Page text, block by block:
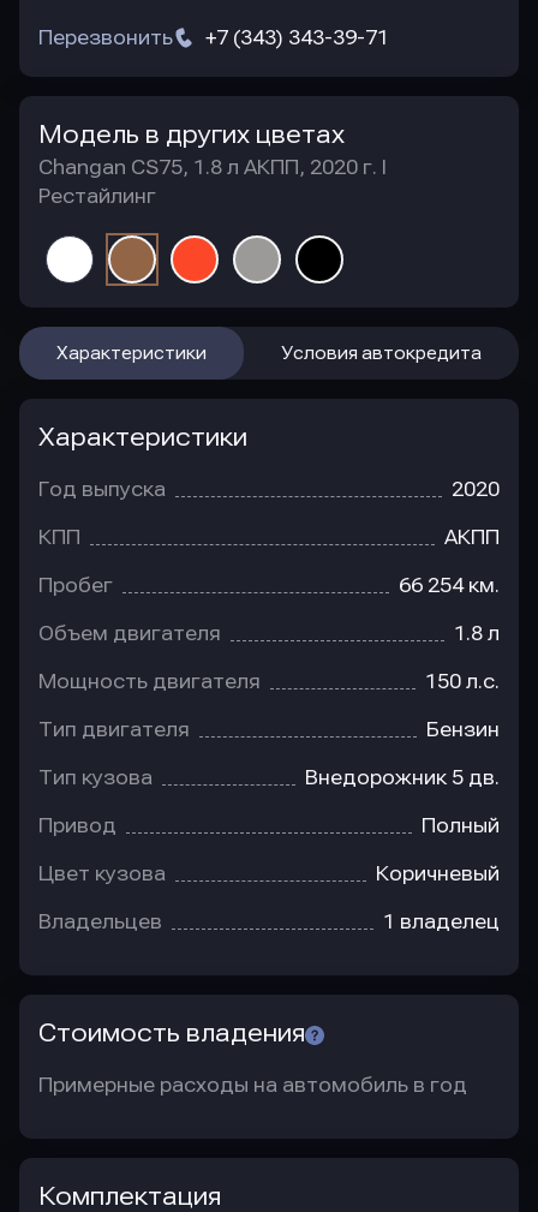
+7 (343) 343-39-71
Перезвонить
Модель в других цветах
Changan CS75, 1.8 л АКПП, 2020 г. I
Рестайлинг
Характеристики Условия автокредита
Характеристики
Год выпуска 2020
КПП АКПП
Пробег 66 254 км.
Объем двигателя 1.8 л
Мощность двигателя 150 л.с.
Тип двигателя Бензин
Тип кузова Внедорожник 5 дв.
Привод Полный
Цвет кузова Коричневый
Владельцев 1 владелец
Стоимость владения
Примерные расходы на автомобиль в год
Комплектация